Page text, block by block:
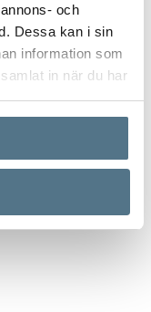
och
Dessa kan i sin
information som
in när du har
LAS IMÁGENES (11)